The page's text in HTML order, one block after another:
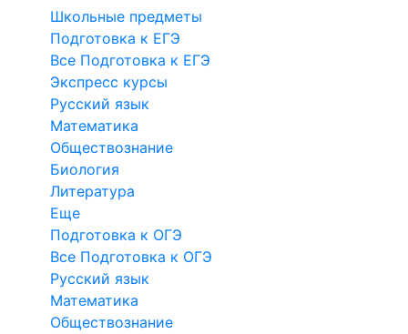
Школьные предметы
Подготовка к ЕГЭ
Все Подготовка к ЕГЭ
Экспресс курсы
Русский язык
Математика
Обществознание
Биология
Литература
Еще
Подготовка к ОГЭ
Все Подготовка к ОГЭ
Русский язык
Математика
Обществознание